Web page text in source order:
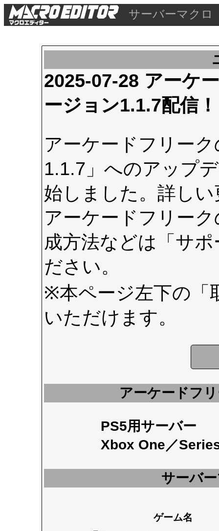
サーバーマクロ
2025-07-28 アーケ
ージョン1.1.7配信！
アーケードフリー
1.1.7」へのアップ
始しました。詳し
アーケードフリー
成方法などは 「サ
ださい。
※本ページ左下の
いただけます。
アーケードフ
PS5用サーバー
Xbox One／
サーバ
ゲーム名